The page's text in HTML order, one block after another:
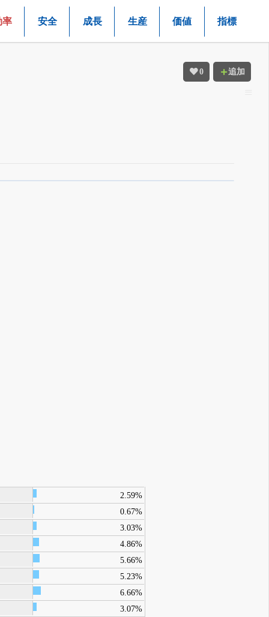
率 安全 成長 生産 価値 指標
0 追加
2.59%
0.67%
3.03%
4.86%
5.66%
5.23%
6.66%
3.07%